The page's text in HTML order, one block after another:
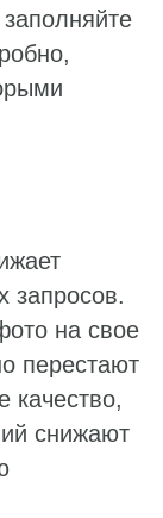
запросов.
на свое
перестают
качество,
снижают